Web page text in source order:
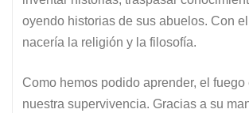
oyendo historias de sus abuelos. Con
nacería la religión y la filosofía.
Como hemos podido aprender, el fuego
nuestra supervivencia. Gracias a su